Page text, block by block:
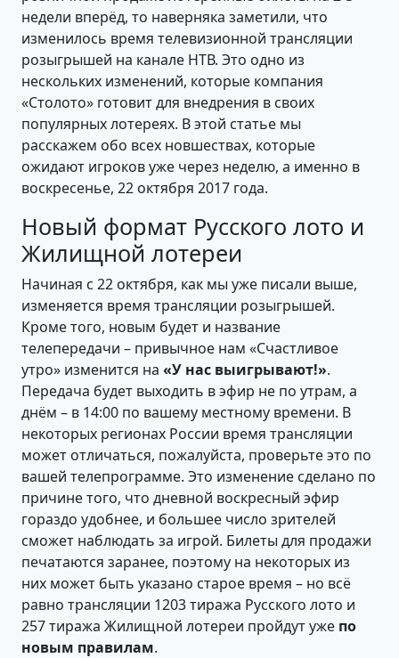
недели вперёд, то наверняка заметили, что
изменилось время телевизионной трансляции
розыгрышей на канале НТВ. Это одно из
нескольких изменений, которые компания
«Столото» готовит для внедрения в своих
популярных лотереях. В этой статье мы
расскажем обо всех новшествах, которые
ожидают игроков уже через неделю, а именно в
воскресенье, 22 октября 2017 года.
Новый формат Русского лото и
Жилищной лотереи
Начиная с 22 октября, как мы уже писали выше,
изменяется время трансляции розыгрышей.
Кроме того, новым будет и название
телепередачи – привычное нам «Счастливое
утро» изменится на «У нас выигрывают!».
Передача будет выходить в эфир не по утрам, а
днём – в 14:00 по вашему местному времени. В
некоторых регионах России время трансляции
может отличаться, пожалуйста, проверьте это по
вашей телепрограмме. Это изменение сделано по
причине того, что дневной воскресный эфир
гораздо удобнее, и большее число зрителей
сможет наблюдать за игрой. Билеты для продажи
печатаются заранее, поэтому на некоторых из
них может быть указано старое время – но всё
равно трансляции 1203 тиража Русского лото и
257 тиража Жилищной лотереи пройдут уже по
новым правилам.